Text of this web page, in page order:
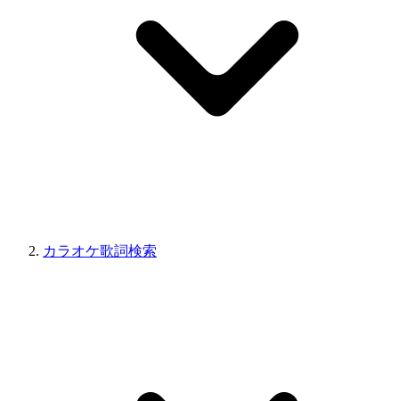
カラオケ歌詞検索